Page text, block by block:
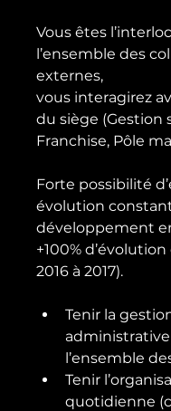
Vous êtes
l’ensemble des
externes,
vous interagirez
du siège (Gestion
Franchise, Pôle
Forte possibilité
évolution
développement
+100%
Tenir la
l’ensemble
Tenir
quotidienne